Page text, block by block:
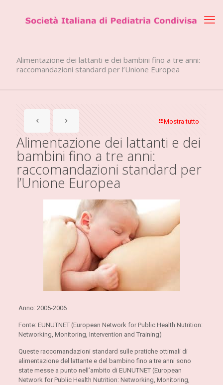
Alimentazione dei lattanti e dei bambini fino a tre anni:
raccomandazioni standard per l’Unione Europea
Mostra tutto
Alimentazione dei lattanti e dei
bambini fino a tre anni:
raccomandazioni standard per
l’Unione Europea
Anno: 2005-2006
Fonte: EUNUTNET (European Network for Public Health Nutrition:
Networking, Monitoring, Intervention and Training)
Queste raccomandazioni standard sulle pratiche ottimali di
alimentazione del lattante e del bambino fino a tre anni sono
state messe a punto nell’ambito di EUNUTNET (European
Network for Public Health Nutrition: Networking, Monitoring,